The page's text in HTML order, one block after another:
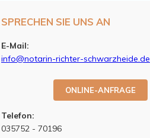
SPRECHEN SIE UNS AN
E-Mail:
info@notarin-richter-schwarzheide.de
ONLINE-ANFRAGE
Telefon:
035752 - 70196